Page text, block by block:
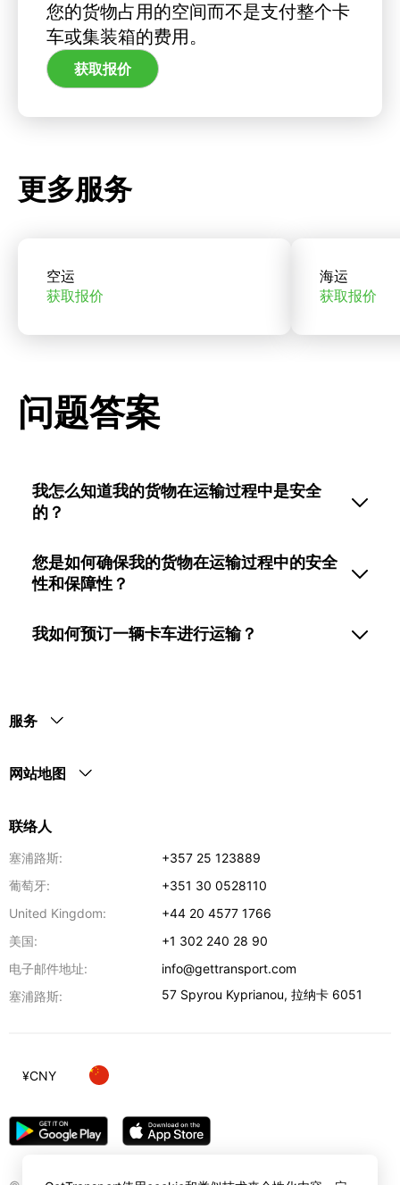
您的货物占用的空间而不是支付整个卡
车或集装箱的费用。
获取报价
更多服务
空运
获取报价
海运
获取报价
问题答案
我怎么知道我的货物在运输过程中是安全
的？
您是如何确保我的货物在运输过程中的安全
性和保障性？
我如何预订一辆卡车进行运输？
服务
网站地图
联络人
塞浦路斯:
+357 25 123889
葡萄牙:
+351 30 0528110
United Kingdom:
+44 20 4577 1766
美国:
+1 302 240 28 90
电子邮件地址:
info@gettransport.com
塞浦路斯:
57 Spyrou Kyprianou,拉纳卡 6051
¥CNY